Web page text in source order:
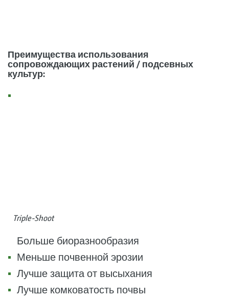
Преимущества использования
сопровождающих растений / подсевных
культур:
Triple-Shoot
Больше биоразнообразия
Меньше почвенной эрозии
Лучше защита от высыхания
Лучше комковатость почвы